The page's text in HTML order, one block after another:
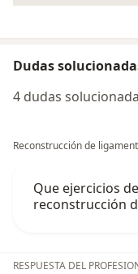
Dudas
4 dudas
Reconstrucción de
Que ejercicios
reconstrucción
RESPUESTA DEL